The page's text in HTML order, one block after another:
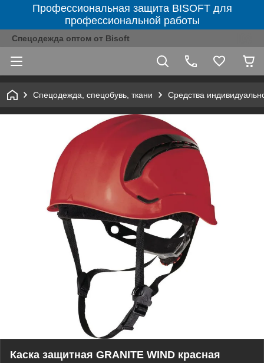
Профессиональная защита BISOFT для
профессиональной работы
Спецодежда оптом от Bisoft
Спецодежда, спецобувь, ткани Средства
Каска защитная GRANITE WIND красная